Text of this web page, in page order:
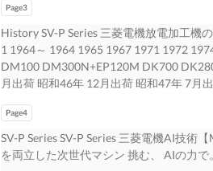
のお問合せは下記へどうぞ 名古屋製作
メカトロソリューションセンター メカ
0807 名古屋市東区矢田南5-1-14 さいた
2308 TEL（: 048）710-5750 TEL（: 06
記へどうぞ 三菱電機メカトロニクス ソ
（三菱電機名古屋製作所内） TEL（: 052
社 アフターサービスのお問い合せは下記
サービスセンター 関東サービスセンタ
1101 〒336-0027 〒194-0005 宮城県仙
埼玉県さいたま市南区沼影1-18-6 東京都
ネ 生産現場 7製品群 製品群 製品群 製品
ィ 8 家電から宇宙まで幅広い事業を手掛
動製品、メカトロニクス製品、配電制 9
報通信シ 御製品にいたる幅広い製品ライ
下の多岐にわたる分野で事業を展開して
ます。汎用電動機の製造以来、90年以
ンもいち 三菱電機グループは、「常に
う“Changes for タービン発電機、水車
ス機器、遮断 渡り、私たち三菱電機の
Page3
History SV-P Series 三菱電機放電加工機
1 1964～ 1964 1965 1967 1971 1972
DM100 DM300N+EP120M DK700
月出荷 昭和46年 12月出荷 昭和47年 7月
1982 1986 1986 1987 1988 1988 1989
M35K M85KW M115K EML20 M35J
和57年 12月出荷 昭和57年 12月出荷 昭
Page4
SV-P Series SV-P Series 三菱電機AI技術
を両立した次世代マシン 挑む、 AIの力